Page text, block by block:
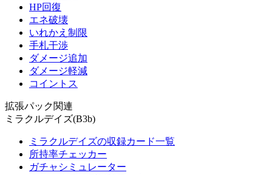
HP回復
エネ破壊
いれかえ制限
手札干渉
ダメージ追加
ダメージ軽減
コイントス
拡張パック関連
ミラクルデイズ(B3b)
ミラクルデイズの収録カード一覧
所持率チェッカー
ガチャシミュレーター